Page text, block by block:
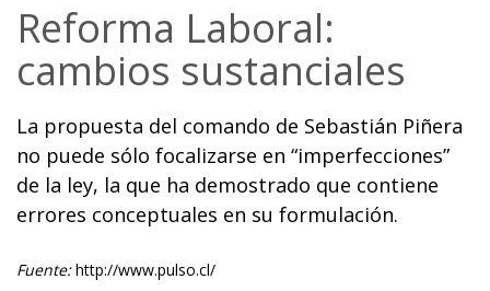
Reforma Laboral:
cambios sustanciales
La propuesta del comando de Sebastián Piñera
no puede sólo focalizarse en “imperfecciones”
de la ley, la que ha demostrado que contiene
errores conceptuales en su formulación.
Fuente:http://www.pulso.cl/